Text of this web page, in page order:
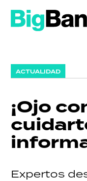
ACTUALIDAD
¡Ojo
Expertos